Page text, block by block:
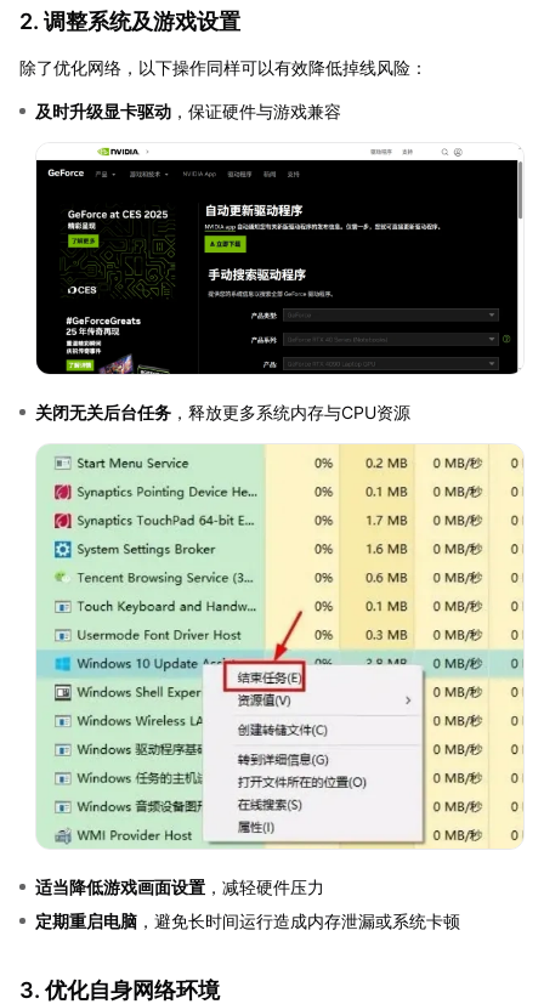
2. 调整系统及游戏设置
除了优化网络，以下操作同样可以有效降低掉线风险：
及时升级显卡驱动 ，保证硬件与游戏兼容
关闭无关后台任务 ，释放更多系统内存与CPU资源
适当降低游戏画面设置 ，减轻硬件压力
定期重启电脑 ，避免长时间运行造成内存泄漏或系统卡顿
3. 优化自身网络环境